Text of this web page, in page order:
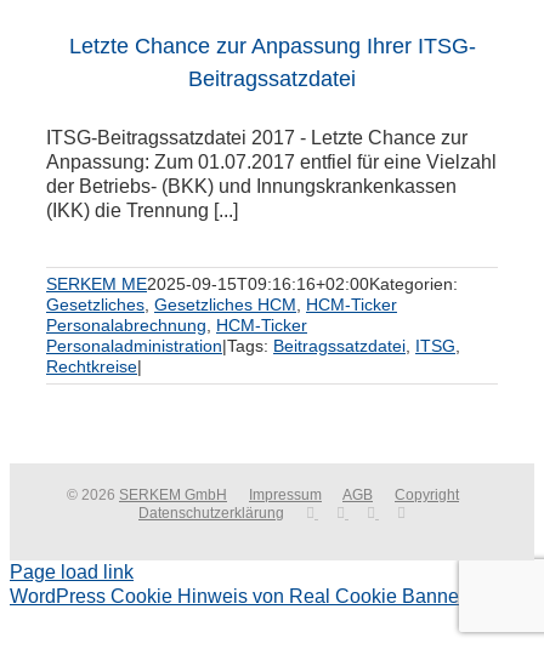
Letzte Chance zur Anpassung Ihrer ITSG-
Beitragssatzdatei
ITSG-Beitragssatzdatei 2017 - Letzte Chance zur
Anpassung: Zum 01.07.2017 entfiel für eine Vielzahl
der Betriebs- (BKK) und Innungskrankenkassen
(IKK) die Trennung [...]
SERKEM ME2025-09-15T09:16:16+02:00Kategorien:
Gesetzliches Gesetzliches HCM
HCM-Ticker
Personalabrechnung
HCM-Ticker
Personaladministration|Tags: Beitragssatzdatei ITSG
Rechtkreise|
© 2026 SERKEM GmbH Impressum AGB
Copyright
Datenschutzerklärung
Page load link
WordPress Cookie Hinweis von Real Cookie Banner